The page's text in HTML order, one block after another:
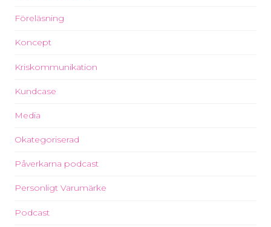
Föreläsning
Koncept
Kriskommunikation
Kundcase
Media
Okategoriserad
Påverkarna podcast
Personligt Varumärke
Podcast